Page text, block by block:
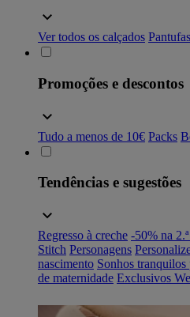
Ver todos os calçados Pantufas
Promoções e descontos
Tudo a menos de 10€ Packs
Tendências e sugestões
Regresso à creche -50% na
Stitch Personagens
nascimento Sonhos tranquilos
de maternidade Exclusivos